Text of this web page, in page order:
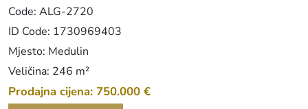
Code: ALG-2720
ID Code: 1730969403
Mjesto: Medulin
Veličina: 246 m²
Prodajna cijena: 750.000 €